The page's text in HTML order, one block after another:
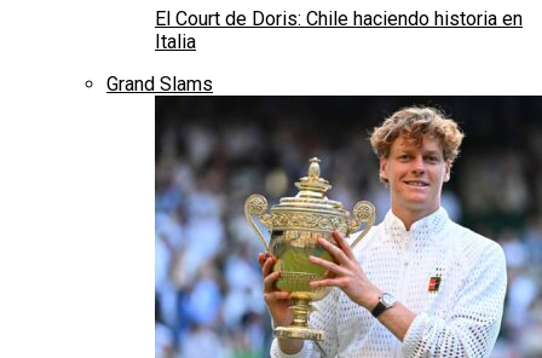
El Court de Doris: Chile haciendo historia en
Italia
Grand Slams